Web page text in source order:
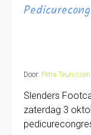
Door: Petra Teunissen
Slenders
zaterdag 3